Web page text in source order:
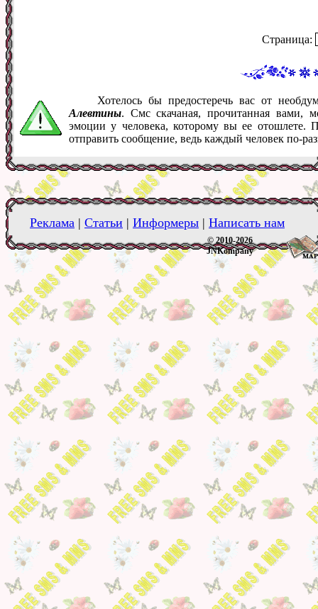
Страница:
Хотелось бы предостеречь вас от
Алевтины. Смс скачаная, прочитанная вами,
эмоции у человека, которому вы ее отошлете.
отправить сообщение, ведь каждый человек по-
Реклама | Статьи | Информеры | Написать нам
© 2010-2026
JNKompany